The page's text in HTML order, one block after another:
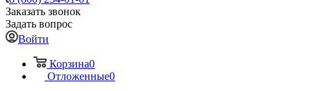
Заказать звонок
Задать вопрос
Войти
Корзина0
Отложенные0